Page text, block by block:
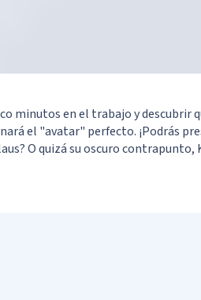
minutos en el trabajo y descubrir
el "avatar" perfecto. ¡Podrás
O quizá su oscuro contrapunto,